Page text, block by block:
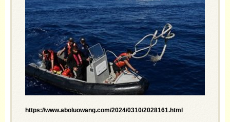
https://www.aboluowang.com/2024/0310/2028161.html